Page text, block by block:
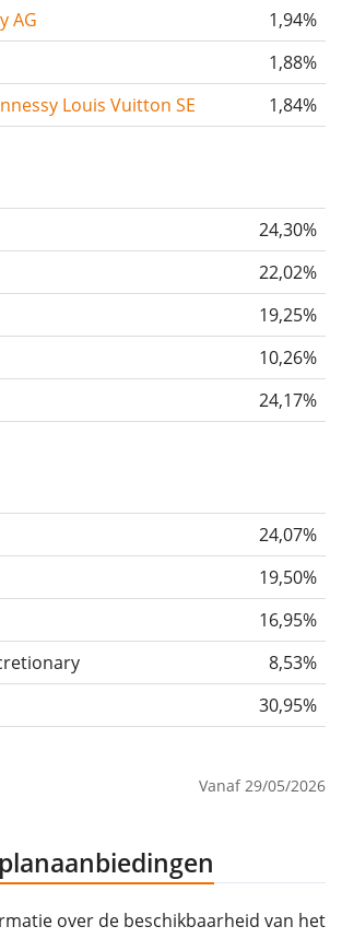
AG
1,94%
1,88%
Louis Vuitton SE
1,84%
24,30%
22,02%
19,25%
10,26%
24,17%
24,07%
19,50%
16,95%
8,53%
30,95%
Vanaf 29/05/2026
over de beschikbaarheid van het